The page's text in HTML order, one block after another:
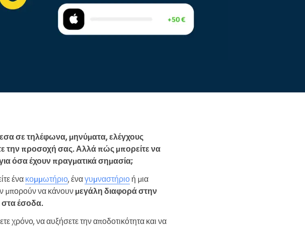
σε τηλέφωνα, μηνύματα, ελέγχους
την προσοχή σας. Αλλά πώς μπορείτε να
όσα έχουν πραγματικά σημασία;
ένακομμωτήριο, έναγυμναστήριο ή μια
μπορούν να κάνουν μεγάλη διαφορά στην
στα έσοδα.
χρόνο, να αυξήσετε την αποδοτικότητα και να